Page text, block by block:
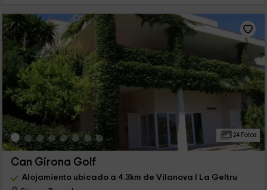
24 Fotos
Can Girona Golf
Alojamiento ubicado a 4.3km de Vilanova I La Geltru